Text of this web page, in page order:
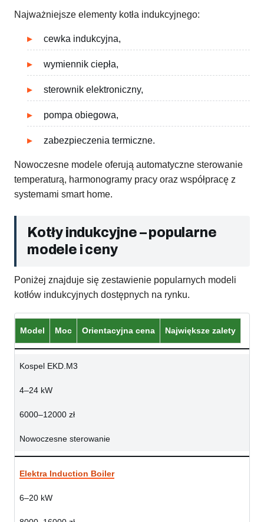
Najważniejsze elementy kotła indukcyjnego:
cewka indukcyjna,
wymiennik ciepła,
sterownik elektroniczny,
pompa obiegowa,
zabezpieczenia termiczne.
Nowoczesne modele oferują automatyczne sterowanie
temperaturą, harmonogramy pracy oraz współpracę z
systemami smart home.
Kotły indukcyjne – popularne
modele i ceny
Poniżej znajduje się zestawienie popularnych modeli
kotłów indukcyjnych dostępnych na rynku.
Model Moc Orientacyjna cena Największe zalety
Kospel EKD.M3
4–24 kW
6000–12000 zł
Nowoczesne sterowanie
Elektra Induction Boiler
6–20 kW